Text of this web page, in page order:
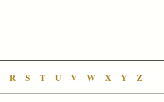
R S T U V W X Y Z